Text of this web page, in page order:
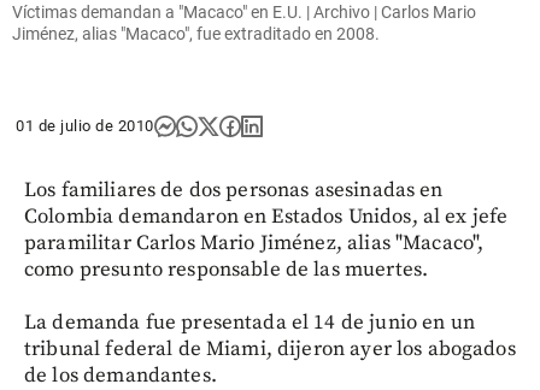
Víctimas demandan a "Macaco" en E.U. | Archivo | Carlos Mario
Jiménez, alias "Macaco", fue extraditado en 2008.
01 de julio de 2010
Los familiares de dos personas asesinadas en
Colombia demandaron en Estados Unidos, al ex jefe
paramilitar Carlos Mario Jiménez, alias "Macaco",
como presunto responsable de las muertes.
La demanda fue presentada el 14 de junio en un
tribunal federal de Miami, dijeron ayer los abogados
de los demandantes.